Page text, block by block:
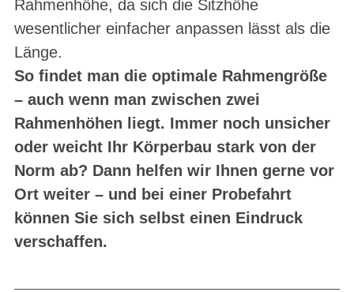
Rahmenhöhe, da sich die Sitzhöhe
wesentlicher einfacher anpassen lässt als die
Länge.
So findet man die optimale Rahmengröße
– auch wenn man zwischen zwei
Rahmenhöhen liegt. Immer noch unsicher
oder weicht Ihr Körperbau stark von der
Norm ab? Dann helfen wir Ihnen gerne vor
Ort weiter – und bei einer Probefahrt
können Sie sich selbst einen Eindruck
verschaffen.